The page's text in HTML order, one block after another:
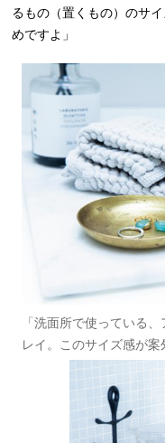
るもの（置くもの）のサ
めですよ」
「洗面所で使っている
レイ。このサイズ感が案